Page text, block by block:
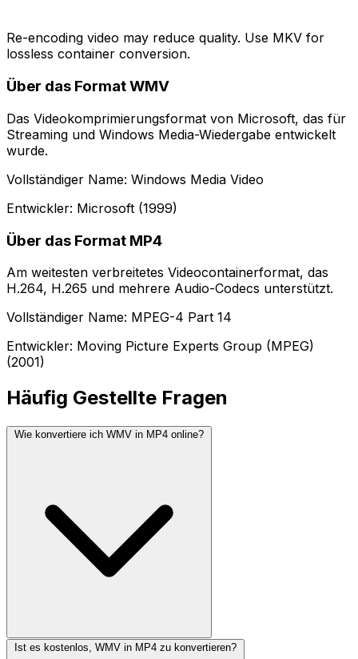
Re-encoding video may reduce quality. Use MKV for
lossless container conversion.
Über das Format WMV
Das Videokomprimierungsformat von Microsoft, das für
Streaming und Windows Media-Wiedergabe entwickelt
wurde.
Vollständiger Name: Windows Media Video
Entwickler: Microsoft (1999)
Über das Format MP4
Am weitesten verbreitetes Videocontainerformat, das
H.264, H.265 und mehrere Audio-Codecs unterstützt.
Vollständiger Name: MPEG-4 Part 14
Entwickler: Moving Picture Experts Group (MPEG)
(2001)
Häufig Gestellte Fragen
Wie konvertiere ich WMV in MP4 online?
Ist es kostenlos, WMV in MP4 zu konvertieren?